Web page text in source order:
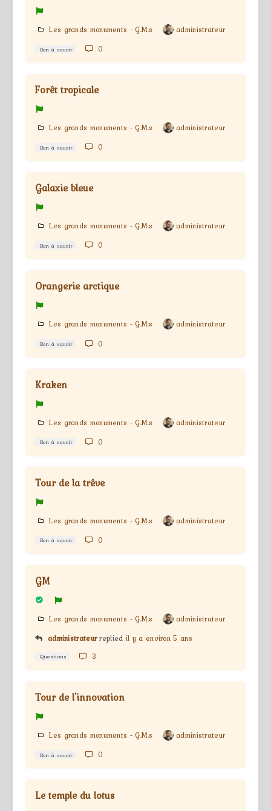
Les grands monuments - G.M.s administrateur
Bon à savoir 0
Forêt tropicale
Les grands monuments - G.M.s administrateur
Bon à savoir 0
Galaxie bleue
Les grands monuments - G.M.s administrateur
Bon à savoir 0
Orangerie arctique
Les grands monuments - G.M.s administrateur
Bon à savoir 0
Kraken
Les grands monuments - G.M.s administrateur
Bon à savoir 0
Tour de la trêve
Les grands monuments - G.M.s administrateur
Bon à savoir 0
GM
Les grands monuments - G.M.s
administrateur
administrateur replied il y a environ 5 ans
Questions 3
Tour de l'innovation
Les grands monuments - G.M.s administrateur
Bon à savoir 0
Le temple du lotus